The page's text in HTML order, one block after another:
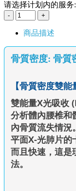
请选择计划内的服务:
商品描述
骨質密度: 骨質
【骨質密度雙能
雙能量X光吸收
分析體內腰椎和
內骨質流失情況
平面X-光肺片的
而且快速，這是
法。